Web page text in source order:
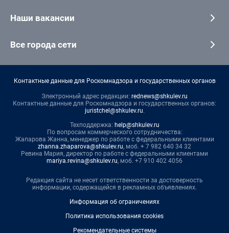
Наши вакансии
Все города сети
Контактные данные для Роскомнадзора и государственных органов
Электронный адрес редакции: rednews@shkulev.ru
Контактные данные для Роскомнадзора и государственных органов:
juristchel@shkulev.ru.
Техподдержка: help@shkulev.ru
По вопросам коммерческого сотрудничества:
Жапарова Жанна, менеджер по работе с федеральными клиентами
zhanna.zhaparova@shkulev.ru, моб. + 7 982 640 34 32
Ревина Мария, директор по работе с федеральными клиентами
mariya.revina@shkulev.ru, моб. +7 910 402 4056
Редакция сайта не несет ответственности за достоверность
информации, содержащейся в рекламных объявлениях.
Информация об ограничениях
Политика использования cookies
Рекомендательные системы